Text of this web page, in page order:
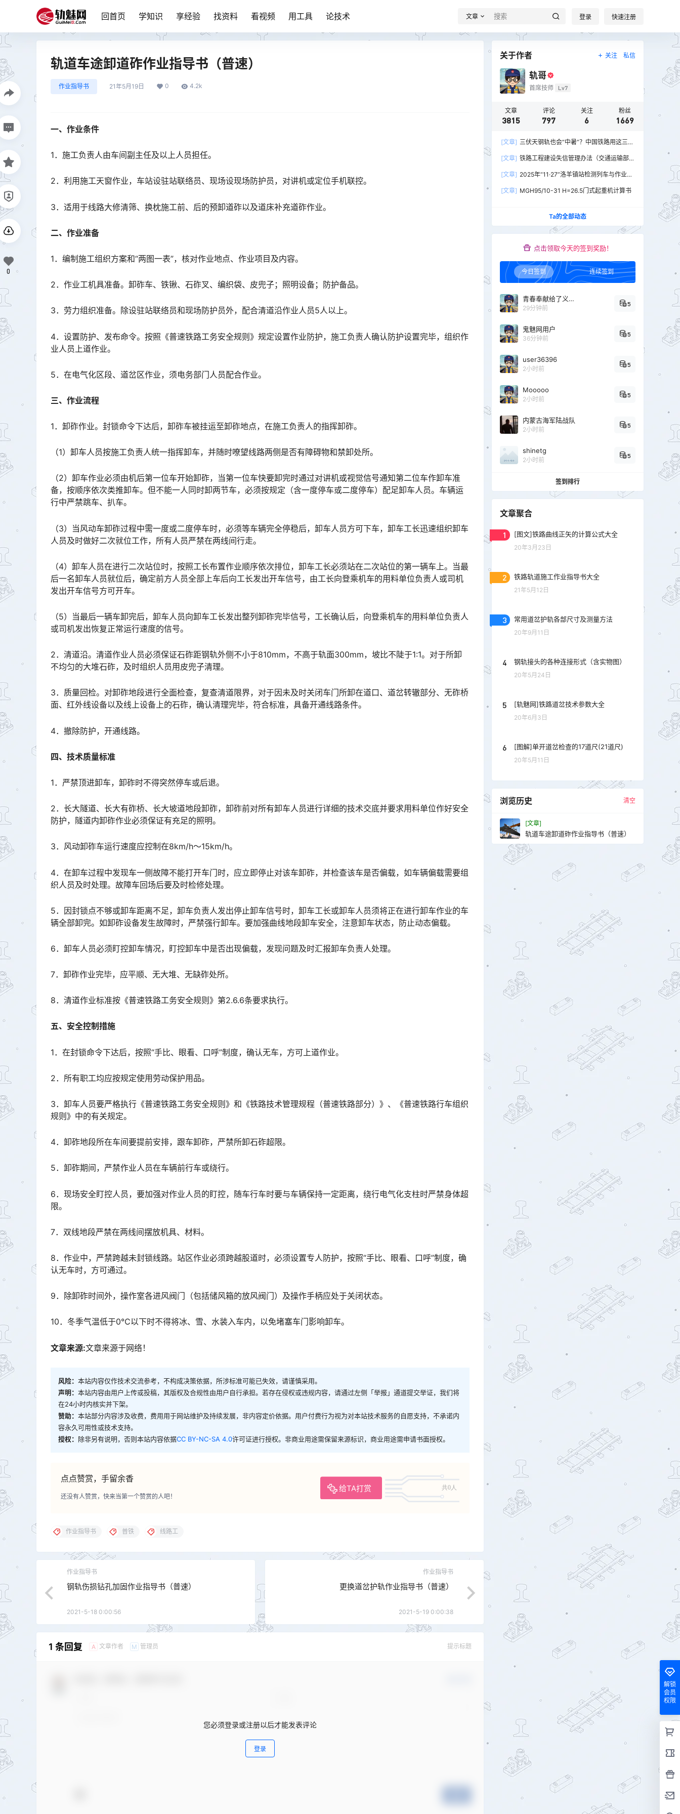
回首页 学知识 享经验 找资料 看视频 用工具 论技术 文章 登录 快速注册
轨道车途卸道砟作业指导书（普速）
作业指导书 21年5月19日 0 4.2k
一、作业条件
1．施工负责人由车间副主任及以上人员担任。
2．利用施工天窗作业，车站设驻站联络员、现场设现场防护员，对讲机或定位手机联控。
3．适用于线路大修清筛、换枕施工前、后的预卸道砟以及道床补充道砟作业。
二、作业准备
1．编制施工组织方案和“两图一表”，核对作业地点、作业项目及内容。
2．作业工机具准备。卸砟车、铁锹、石砟叉、编织袋、皮兜子；照明设备；防护备品。
3．劳力组织准备。除设驻站联络员和现场防护员外，配合清道沿作业人员5人以上。
4．设置防护、发布命令。按照《普速铁路工务安全规则》规定设置作业防护，施工负责人确认防护设置完毕，组织作
业人员上道作业。
5．在电气化区段、道岔区作业，须电务部门人员配合作业。
三、作业流程
1．卸砟作业。封锁命令下达后，卸砟车被挂运至卸砟地点，在施工负责人的指挥卸砟。
（1）卸车人员按施工负责人统一指挥卸车，并随时嘹望线路两侧是否有障碍物和禁卸处所。
（2）卸车作业必须由机后第一位车开始卸砟，当第一位车快要卸完时通过对讲机或视觉信号通知第二位车作卸车准
备，按顺序依次类推卸车。但不能一人同时卸两节车，必须按规定（含一度停车或二度停车）配足卸车人员。车辆运
行中严禁跳车、扒车。󠅅󠅃󠄵󠅂󠄪󠇖󠆨󠆨󠇕󠆞󠆒󠅬󠇘󠆭󠆘󠇙󠆝󠅵󠇗󠆭󠆁󠄐󠇗󠅹󠅸󠇖󠆍󠅳󠇖󠅹󠅰󠇖󠆌󠅹
（3）当风动车卸砟过程中需一度或二度停车时，必须等车辆完全停稳后，卸车人员方可下车，卸车工长迅速组织卸车
人员及时做好二次就位工作，所有人员严禁在两线间行走。
（4）卸车人员在进行二次站位时，按照工长布置作业顺序依次排位，卸车工长必须站在二次站位的第一辆车上。当最
后一名卸车人员就位后，确定前方人员全部上车后向工长发出开车信号，由工长向登乘机车的用料单位负责人或司机
发出开车信号方可开车。󠅅󠅃󠄵󠅂󠄪󠇖󠆨󠆨󠇕󠆞󠆒󠅬󠇘󠆭󠆘󠇙󠆝󠅵󠇗󠆭󠆁󠄐󠇗󠅹󠅸󠇖󠆍󠅳󠇖󠅹󠅰󠇖󠆌󠅹
（5）当最后一辆车卸完后，卸车人员向卸车工长发出整列卸砟完毕信号，工长确认后，向登乘机车的用料单位负责人
或司机发出恢复正常运行速度的信号。
2．清道沿。清道作业人员必须保证石砟距钢轨外侧不小于810mm，不高于轨面300mm，坡比不陡于1:1。对于所卸
不均匀的大堆石砟，及时组织人员用皮兜子清理。
3．质量回检。对卸砟地段进行全面检查，复查清道限界，对于因未及时关闭车门所卸在道口、道岔转辙部分、无砟桥
面、红外线设备以及线上设备上的石砟，确认清理完毕，符合标准，具备开通线路条件。󠅅󠅃󠄵󠅂󠄪󠇖󠆨󠆨󠇕󠆞󠆒󠅬󠇘󠆭󠆘󠇙󠆝󠅵󠇗󠆭󠆁󠄐󠇗󠅹󠅸󠇖󠆍󠅳󠇖󠅹󠅰󠇖󠆌󠅹
4．撤除防护，开通线路。
四、技术质量标准
1．严禁顶进卸车，卸砟时不得突然停车或后退。
2．长大隧道、长大有砟桥、长大坡道地段卸砟，卸砟前对所有卸车人员进行详细的技术交底并要求用料单位作好安全
防护，隧道内卸砟作业必须保证有充足的照明。
3．风动卸砟车运行速度应控制在8km/h～15km/h。
4．在卸车过程中发现车一侧故障不能打开车门时，应立即停止对该车卸砟，并检查该车是否偏载，如车辆偏载需要组
织人员及时处理。故障车回场后要及时检修处理。
5．因封锁点不够或卸车距离不足，卸车负责人发出停止卸车信号时，卸车工长或卸车人员须将正在进行卸车作业的车
辆全部卸完。如卸砟设备发生故障时，严禁强行卸车。要加强曲线地段卸车安全，注意卸车状态，防止动态偏载。󠅅󠅃󠄵󠅂󠄪󠇖󠆨󠆨󠇕󠆞󠆒󠅬󠇘󠆭󠆘󠇙󠆝󠅵󠇗󠆭󠆁󠄐󠇗󠅹󠅸󠇖󠆍󠅳󠇖󠅹󠅰󠇖󠆌󠅹
6．卸车人员必须盯控卸车情况，盯控卸车中是否出现偏载，发现问题及时汇报卸车负责人处理。
7．卸砟作业完毕，应平顺、无大堆、无缺砟处所。
8．清道作业标准按《普速铁路工务安全规则》第2.6.6条要求执行。
五、安全控制措施
1．在封锁命令下达后，按照“手比、眼看、口呼”制度，确认无车，方可上道作业。
2．所有职工均应按规定使用劳动保护用品。
3．卸车人员要严格执行《普速铁路工务安全规则》和《铁路技术管理规程（普速铁路部分）》、《普速铁路行车组织
规则》中的有关规定。
4．卸砟地段所在车间要提前安排，跟车卸砟，严禁所卸石砟超限。
5．卸砟期间，严禁作业人员在车辆前行车或绕行。
6．现场安全盯控人员，要加强对作业人员的盯控，随车行车时要与车辆保持一定距离，绕行电气化支柱时严禁身体超
限。
7．双线地段严禁在两线间摆放机具、材料。
8．作业中，严禁跨越未封锁线路。站区作业必须跨越股道时，必须设置专人防护，按照“手比、眼看、口呼”制度，确
认无车时，方可通过。
9．除卸砟时间外，操作室各进风阀门（包括储风箱的放风阀门）及操作手柄应处于关闭状态。
10．冬季气温低于0℃以下时不得将冰、雪、水装入车内，以免堵塞车门影响卸车。
文章来源:文章来源于网络！
风险： 本站内容仅作技术交流参考，不构成决策依据，所涉标准可能已失效，请谨慎采用。
声明： 本站内容由用户上传或投稿，其版权及合规性由用户自行承担。若存在侵权或违规内容，请通过左侧「举报」通道提交举证，我们将
在24小时内核实并下架。
赞助： 本站部分内容涉及收费，费用用于网站维护及持续发展，非内容定价依据。用户付费行为视为对本站技术服务的自愿支持，不承诺内
容永久可用性或技术支持。
授权： 除非另有说明，否则本站内容依据CC BY-NC-SA 4.0许可证进行授权。非商业用途需保留来源标识，商业用途需申请书面授权。
点点赞赏，手留余香
给TA打赏 共0人
还没有人赞赏，快来当第一个赞赏的人吧！
0
作业指导书 普铁 线路工
作业指导书
钢轨伤损钻孔加固作业指导书（普速）
2021-5-18 0:00:56
作业指导书
更换道岔护轨作业指导书（普速）
2021-5-19 0:00:38
1 条回复 A 文章作者 M 管理员 提示标题
您必须登录或注册以后才能发表评论
登录
关于作者 关注 私信
轨哥
首席技师 Lv7
文章
3815
评论
797
关注
6
粉丝
1669
[文章] 三伏天钢轨也会“中暑”？中国铁路用这三招
[文章] 铁路工程建设失信管理办法（交通运输部
[文章] 2025年“11·27”洛羊镇站检测列车与作业人
[文章] MGH95/10-31 H=26.5门式起重机计算书
Ta的全部动态
点击领取今天的签到奖励！
今日签到 连续签到
青春奉献给了义务教育
29分钟前
5
鬼魅网用户
36分钟前
5
user36396
2小时前
5
Mooooo
2小时前
5
内蒙古海军陆战队
2小时前
5
shinetg
2小时前
5
签到排行
文章聚合
1 [图文]铁路曲线正矢的计算公式大全
20年3月23日
2 铁路轨道施工作业指导书大全
21年5月12日
3 常用道岔护轨各部尺寸及测量方法
20年9月11日
4 钢轨接头的各种连接形式（含实物图）
20年5月24日
5 [轨魅网]铁路道岔技术参数大全
20年6月3日
6 [图解]单开道岔检查的17道尺(21道尺)
20年5月11日
浏览历史 清空
[文章]
轨道车途卸道砟作业指导书（普速）
解锁
会员
权限